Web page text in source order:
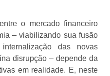
o mercado financeiro
– viabilizando sua fusão
das novas
disrupção – depende da
em realidade. E, neste